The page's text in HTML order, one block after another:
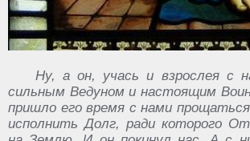
Ну, а он, учась и взрослея с
сильным Ведуном и настоящим
пришло его время с нами
исполнить Долг, ради которого